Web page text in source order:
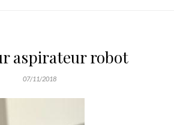
aspirateur robot
07/11/2018